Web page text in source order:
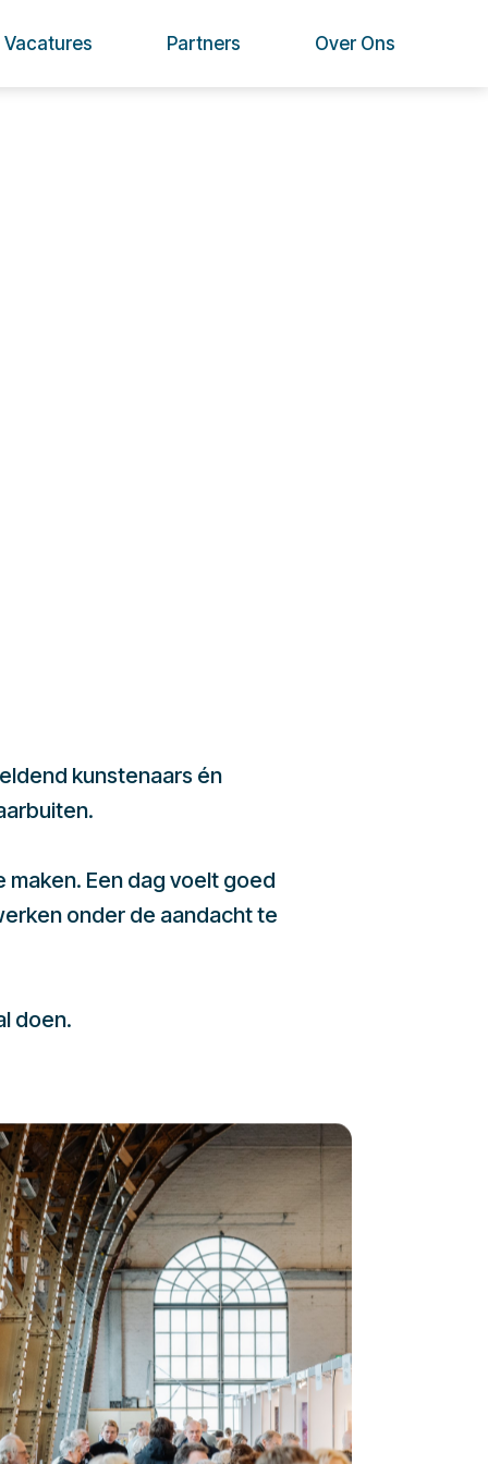
Vacatures Partners Over Ons
kunstenaars én
Een dag voelt goed
onder de aandacht te
doen.